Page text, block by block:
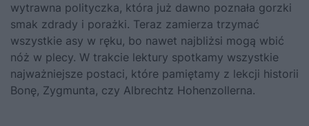
wytrawna polityczka, która już dawno poznała gorzki
smak zdrady i porażki. Teraz zamierza trzymać
wszystkie asy w ręku, bo nawet najbliżsi mogą wbić
nóż w plecy. W trakcie lektury spotkamy wszystkie
najważniejsze postaci, które pamiętamy z lekcji historii
Bonę, Zygmunta, czy Albrechtz Hohenzollerna.